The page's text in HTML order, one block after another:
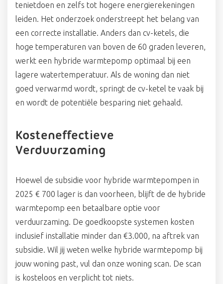
tenietdoen en zelfs tot hogere energierekeningen
leiden. Het onderzoek onderstreept het belang van
een correcte installatie. Anders dan cv-ketels, die
hoge temperaturen van boven de 60 graden leveren,
werkt een hybride warmtepomp optimaal bij een
lagere watertemperatuur. Als de woning dan niet
goed verwarmd wordt, springt de cv-ketel te vaak bij
en wordt de potentiële besparing niet gehaald.
Kosteneffectieve
Verduurzaming
Hoewel de subsidie voor hybride warmtepompen in
2025 € 700 lager is dan voorheen, blijft de de hybride
warmtepomp een betaalbare optie voor
verduurzaming. De goedkoopste systemen kosten
inclusief installatie minder dan €3.000, na aftrek van
subsidie. Wil jij weten welke hybride warmtepomp bij
jouw woning past, vul dan onze woning scan. De scan
is kosteloos en verplicht tot niets.